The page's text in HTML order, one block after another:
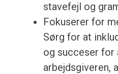
stavefejl og
Fokuserer for
Sørg for at
og succeser for
arbejdsgiveren,